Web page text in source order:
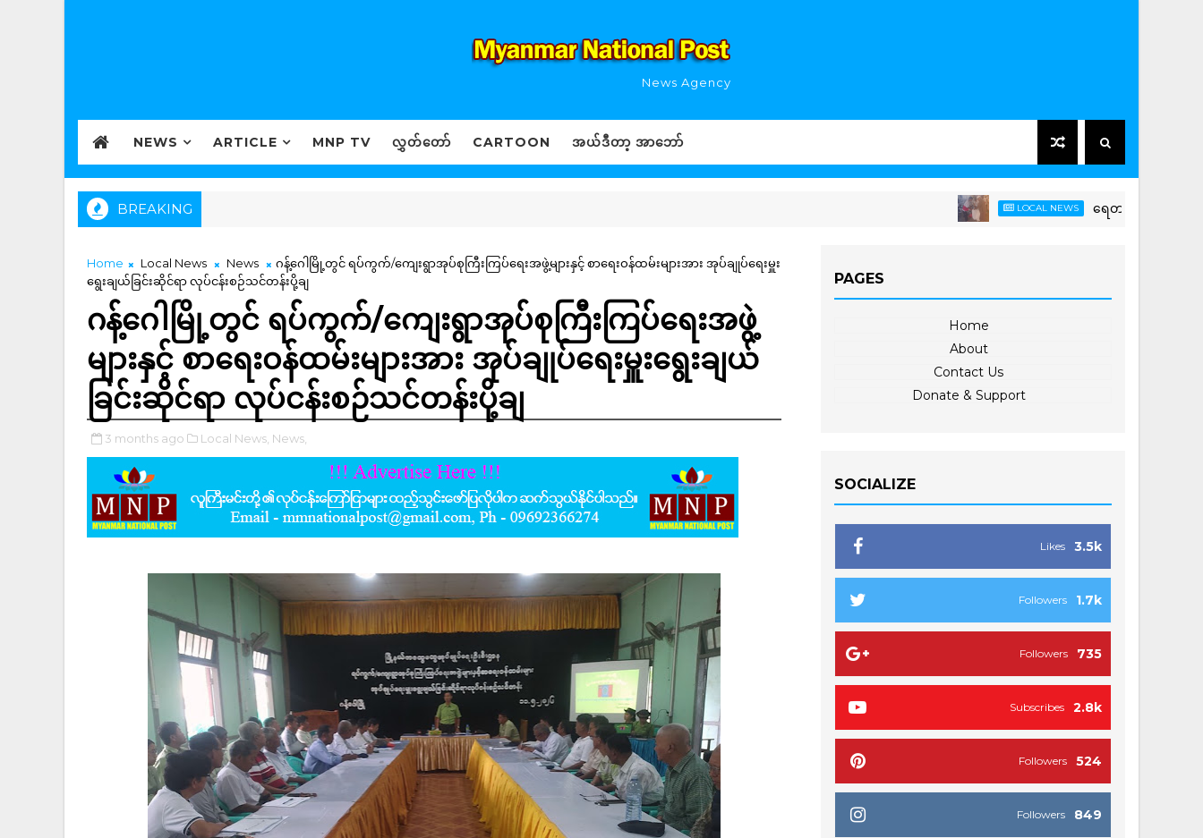
News Agency
NEWS ARTICLE MNP TV လွှတ်တော် CARTOON အယ်ဒီတာ့ အာဘော်
BREAKING LOCAL NEWS ရေတာရှည်မြို့နယ်တွင် ကြက်ခြေ
Home Local News News
ဂန့်ဂေါမြို့တွင် ရပ်ကွက်/ကျေးရွာအုပ်စုကြီးကြပ်ရေးအဖွဲ့များနှင့် စာရေးဝန်ထမ်းများအား အုပ်ချုပ်ရေးမှူး
ရွေးချယ်ခြင်းဆိုင်ရာ လုပ်ငန်းစဉ်သင်တန်းပို့ချ
ဂန့်ဂေါမြို့တွင် ရပ်ကွက်/ကျေးရွာအုပ်စုကြီးကြပ်ရေးအဖွဲ့
များနှင့် စာရေးဝန်ထမ်းများအား အုပ်ချုပ်ရေးမှူးရွေးချယ်
ခြင်းဆိုင်ရာ လုပ်ငန်းစဉ်သင်တန်းပို့ချ
3 months ago Local News, News,
PAGES
Home
About
Contact Us
Donate & Support
SOCIALIZE
3.5k
Likes
1.7k
Followers
735
Followers
2.8k
Subscribes
524
Followers
849
Followers